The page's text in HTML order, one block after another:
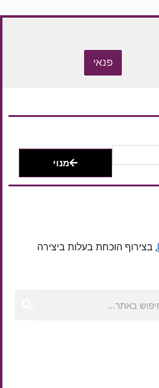
פנאי
מנוי
, בצירוף הוכחת בעלות ביצירה